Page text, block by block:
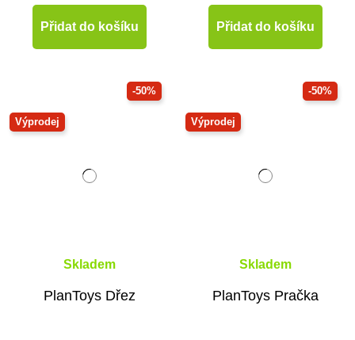
Přidat do košíku Přidat do košíku
-50%
Výprodej
Skladem
PlanToys Dřez
-50%
Výprodej
Skladem
PlanToys Pračka